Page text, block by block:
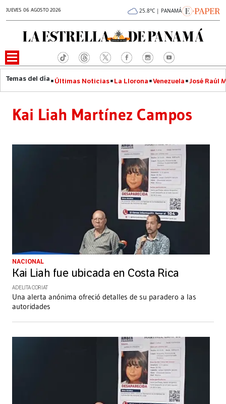
JUEVES 06 AGOSTO 2026 25.8°C | PANAMÁ
Últimas Noticias La Llorona Venezuela José Raúl
Kai Liah Martínez Campos
NACIONAL
Kai Liah fue ubicada en Costa Rica
ADELITA CORIAT
Una alerta anónima ofreció detalles de su paradero a las
autoridades